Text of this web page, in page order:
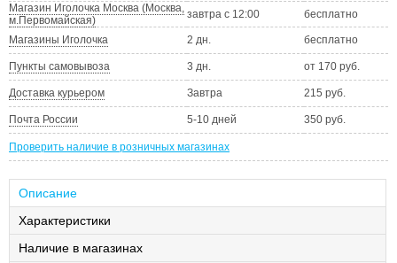
Магазин Иголочка Москва (Москва,
м.Первомайская)
завтра с 12:00 бесплатно
Магазины Иголочка 2 дн. бесплатно
Пункты самовывоза 3 дн. от 170 руб.
Доставка курьером Завтра 215 руб.
Почта России 5-10 дней 350 руб.
Проверить наличие в розничных магазинах
Описание
Характеристики
Наличие в магазинах